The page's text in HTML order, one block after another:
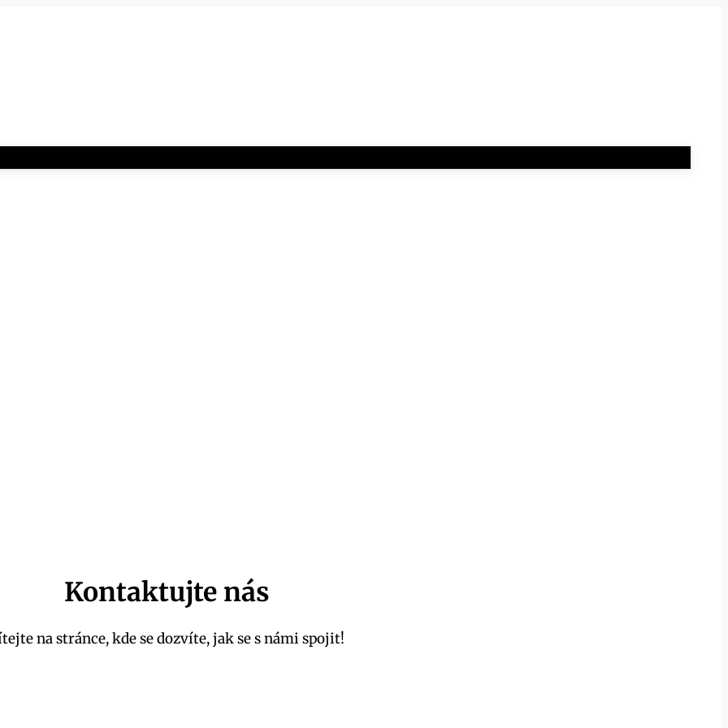
Kontaktujte nás
na stránce, kde se dozvíte, jak se s námi spojit!